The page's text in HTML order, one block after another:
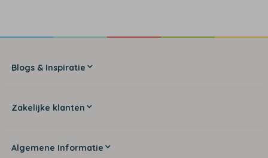
Blogs & Inspiratie
Zakelijke klanten
Algemene Informatie